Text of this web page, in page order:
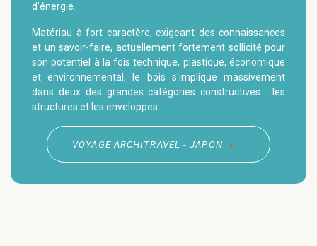
d’énergie.
Matériau à fort caractère, exigeant des connaissances
et un savoir-faire, actuellement fortement sollicité pour
son potentiel à la fois technique, plastique, économique
et environnemental, le bois s'implique massivement
dans deux des grandes catégories constructives : les
structures et les enveloppes.
VOYAGE ARCHITRAVEL - JAPON